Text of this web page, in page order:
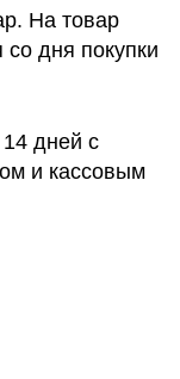
На товар
дня покупки
14 дней с
и кассовым